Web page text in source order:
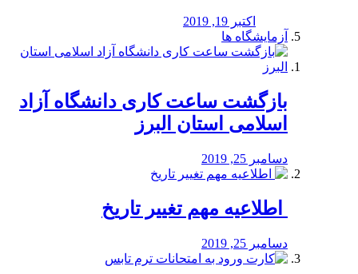
اکتبر 19, 2019
آزمایشگاه ها
بازگشت ساعت کاری دانشگاه آزاد
اسلامی استان البرز
دسامبر 25, 2019
️ اطلاعیه مهم تغییر تاریخ
دسامبر 25, 2019